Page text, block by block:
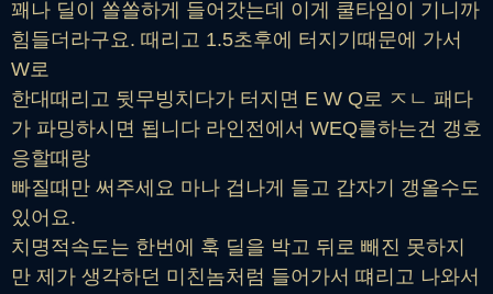
꽤나 딜이 쏠쏠하게 들어갓는데 이게 쿨타임이 기니까
힘들더라구요. 때리고 1.5초후에 터지기때문에 가서
W로
한대때리고 뒷무빙치다가 터지면 E W Q로 ㅈㄴ 패다
가 파밍하시면 됩니다 라인전에서 WEQ를하는건 갱호
응할때랑
빠질때만 써주세요 마나 겁나게 들고 갑자기 갱올수도
있어요.
치명적속도는 한번에 훅 딜을 박고 뒤로 빼진 못하지
만 제가 생각하던 미친놈처럼 들어가서 떄리고 나와서